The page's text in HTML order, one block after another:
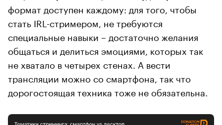
формат доступен каждому: для того, чтобы
стать IRL-стримером, не требуются
специальные навыки – достаточно желания
общаться и делиться эмоциями, которых так
не хватало в четырех стенах. А вести
трансляции можно со смартфона, так что
дорогостоящая техника тоже не обязательна.